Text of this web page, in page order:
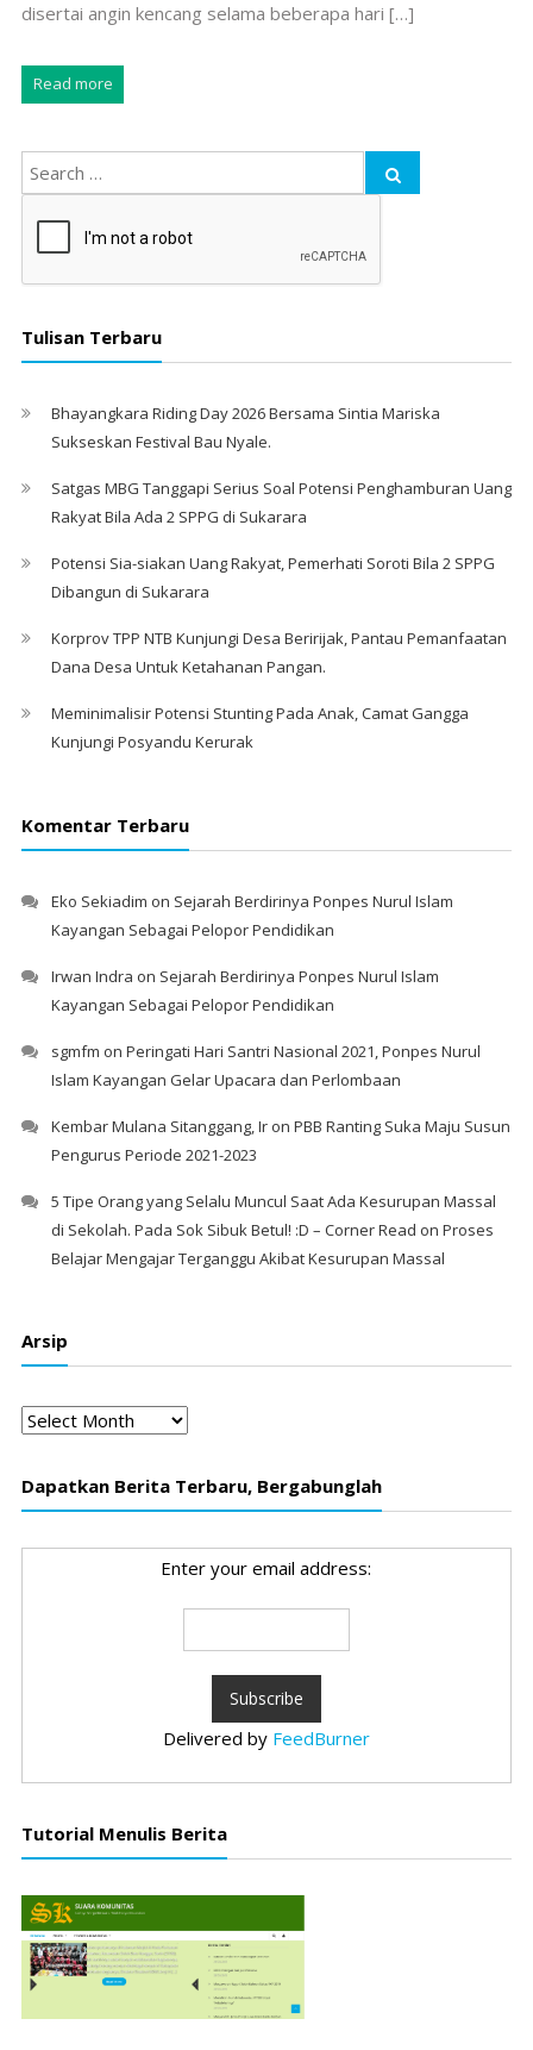
disertai angin kencang selama beberapa hari […]
Read more
Tulisan Terbaru
Bhayangkara Riding Day 2026 Bersama Sintia Mariska
Sukseskan Festival Bau Nyale. ‎
Satgas MBG Tanggapi Serius Soal Potensi Penghamburan Uang
Rakyat Bila Ada 2 SPPG di Sukarara
Potensi Sia-siakan Uang Rakyat, Pemerhati Soroti Bila 2 SPPG
Dibangun di Sukarara
Korprov TPP NTB Kunjungi Desa Beririjak, Pantau Pemanfaatan
Dana Desa Untuk Ketahanan Pangan.
Meminimalisir Potensi Stunting Pada Anak, Camat Gangga
Kunjungi Posyandu Kerurak
Komentar Terbaru
Eko Sekiadim on Sejarah Berdirinya Ponpes Nurul Islam
Kayangan Sebagai Pelopor Pendidikan
Irwan Indra on Sejarah Berdirinya Ponpes Nurul Islam
Kayangan Sebagai Pelopor Pendidikan
sgmfm on Peringati Hari Santri Nasional 2021, Ponpes Nurul
Islam Kayangan Gelar Upacara dan Perlombaan
Kembar Mulana Sitanggang, Iron PBB Ranting Suka Maju Susun
Pengurus Periode 2021-2023
5 Tipe Orang yang Selalu Muncul Saat Ada Kesurupan Massal
di Sekolah. Pada Sok Sibuk Betul! :D – Corner Read on Proses
Belajar Mengajar Terganggu Akibat Kesurupan Massal
Arsip
Arsip
Dapatkan Berita Terbaru, Bergabunglah
Enter your email address:
Delivered by FeedBurner
Tutorial Menulis Berita